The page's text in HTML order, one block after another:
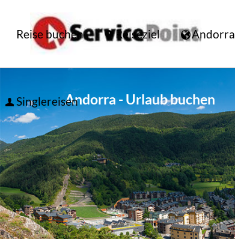
Reise buchen Reiseziel Andorra
SinglereisenAndorra - Urlaub buchen